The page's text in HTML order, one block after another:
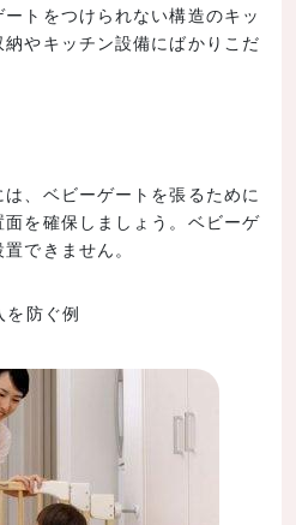
トをつけられない構造のキッ
やキッチン設備にばかりこだ
、ベビーゲートを張るために
を確保しましょう。ベビーゲ
できません。
を防ぐ例